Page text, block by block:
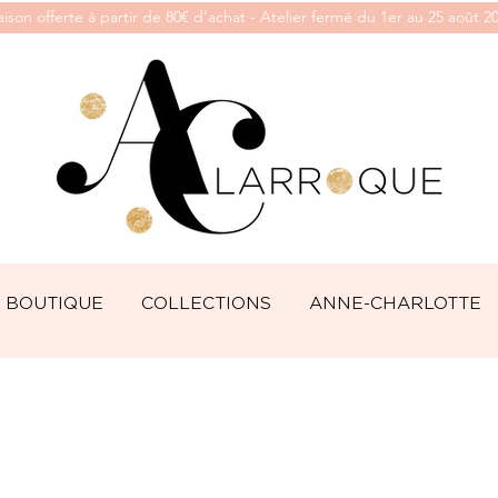
offerte à partir de 80€ d’achat - Atelier fermé du 1er au 25 août
BOUTIQUE COLLECTIONS ANNE-CHARLOTTE